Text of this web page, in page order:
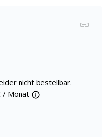
nicht bestellbar.
/ Monat